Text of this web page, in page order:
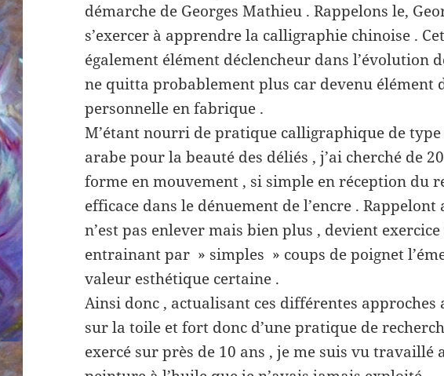
démarche de Georges Mathieu . Rappelons le,
s’exercer à apprendre la calligraphie chinoise .
également élément déclencheur dans l’évolution
ne quitta probablement plus car devenu élément
personnelle en fabrique .
M’étant nourri de pratique calligraphique de
arabe pour la beauté des déliés , j’ai cherché de
forme en mouvement , si simple en réception du
efficace dans le dénuement de l’encre .
n’est pas enlever mais bien plus , devient
entrainant par » simples » coups de poignet
valeur esthétique certaine .
Ainsi donc , actualisant ces différentes
sur la toile et fort donc d’une pratique de
exercé sur près de 10 ans , je me suis vu travaillé